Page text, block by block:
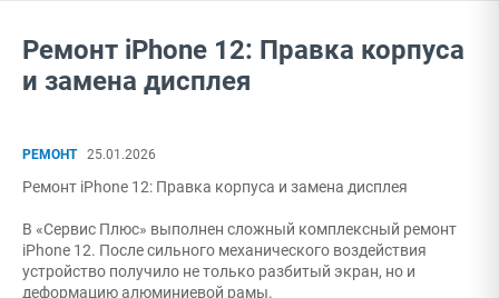
Ремонт iPhone 12: Правка корпуса
и замена дисплея
РЕМОНТ 25.01.2026
Ремонт iPhone 12: Правка корпуса и замена дисплея
В «Сервис Плюс» выполнен сложный комплексный ремонт
iPhone 12. После сильного механического воздействия
устройство получило не только разбитый экран, но и
деформацию алюминиевой рамы.